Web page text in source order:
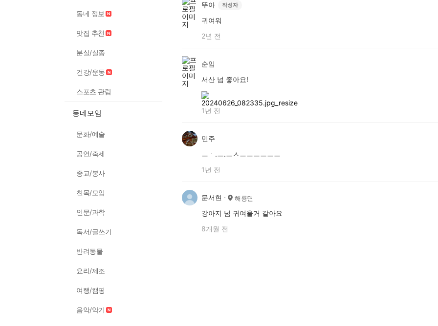
동네 정보
맛집 추천
분실/실종
건강/운동
스포츠 관람
동네모임
문화/예술
공연/축제
종교/봉사
친목/모임
인문/과학
독서/글쓰기
반려동물
요리/제조
여행/캠핑
음악/악기
뚜아 작성자
귀여워
2년 전
순임
서산 넘 좋아요!
1년 전
민주
ㅡㆍ.ㅡ.ㅡㅅㅡㅡㅡㅡㅡㅡ
1년 전
문서현 해룡면
강아지 넘 귀여울거 같아요
8개월 전